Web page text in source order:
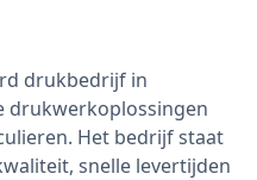
drukbedrijf in
drukwerkoplossingen
Het bedrijf staat
snelle levertijden